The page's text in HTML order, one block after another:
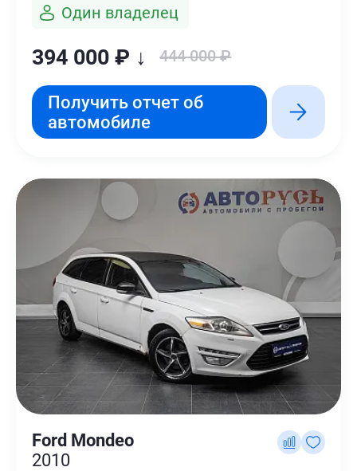
Один владелец
394 000 ₽ ↓ 444 000 ₽
Получить отчет об
автомобиле
Ford Mondeo
2010